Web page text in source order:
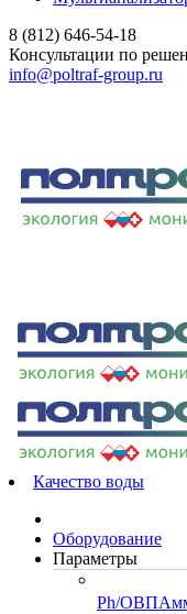
8 (812) 646-54-18
Консультации по
info@poltraf-group.ru
Качество воды
Оборудование
Параметры
Ph/ОВП